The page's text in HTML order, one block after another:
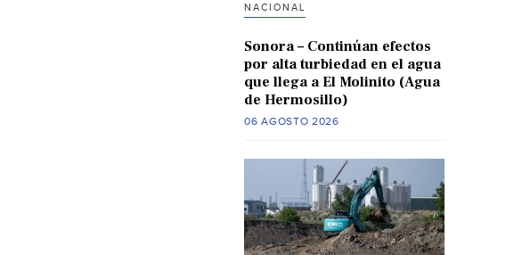
NACIONAL
Sonora – Continúan efectos
por alta turbiedad en el agua
que llega a El Molinito (Agua
de Hermosillo)
06 AGOSTO 2026